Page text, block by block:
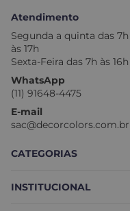
Atendimento
Segunda a quinta das 7h
às 17h
Sexta-Feira das 7h às 16h
WhatsApp
(11) 91648-4475
E-mail
sac@decorcolors.com.br
CATEGORIAS
Borracha Líquida
INSTITUCIONAL